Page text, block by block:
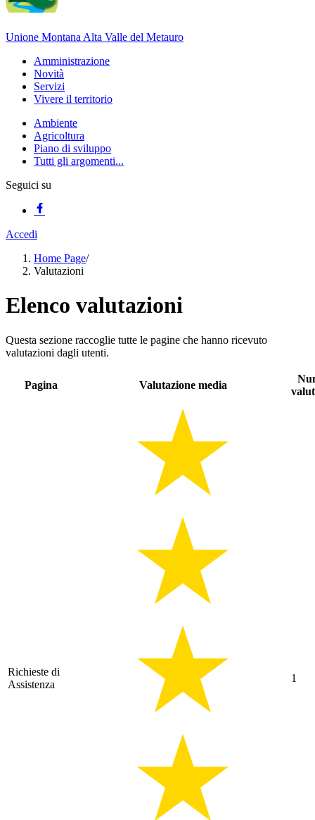
Unione Montana Alta Valle del Metauro
Amministrazione
Novità
Servizi
Vivere il territorio
Ambiente
Agricoltura
Piano di sviluppo
Tutti gli argomenti...
Seguici su
Accedi
Home Page/
Valutazioni
Elenco valutazioni
Questa sezione raccoglie tutte le pagine che hanno ricevuto
valutazioni dagli utenti.
Pagina Valutazione media
Richieste di
Assistenza
1